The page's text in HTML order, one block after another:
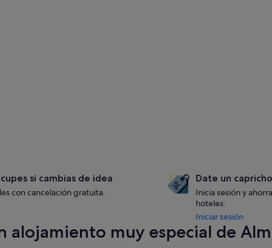
si cambias de idea
con cancelación gratuita.
Date un capricho
Inicia sesión y
hoteles.
Iniciar sesión
alojamiento muy especial de